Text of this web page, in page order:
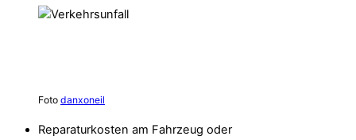
Foto danxoneil
Reparaturkosten am Fahrzeug oder